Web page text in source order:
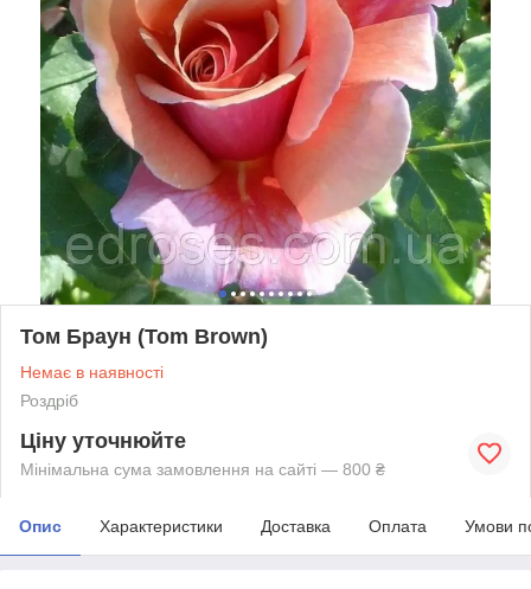
Том Браун (Tom Brown)
Немає в наявності
Роздріб
Ціну уточнюйте
Мінімальна сума замовлення на сайті — 800 ₴
Опис Характеристики Доставка Оплата Умови